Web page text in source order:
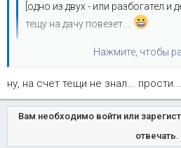
[одно из двух - или разбогател и
тещу на дачу повезет....
Нажмите, чтобы
Тёщина дача есть, а вот тёщи
земли немного, ну и... Не покупать
даче бабка рулит :evil: , ну и нехай.
Нажмите, чтобы
ну, на счет тещи не знал... прости...
Вам необходимо войти или
отвечать.